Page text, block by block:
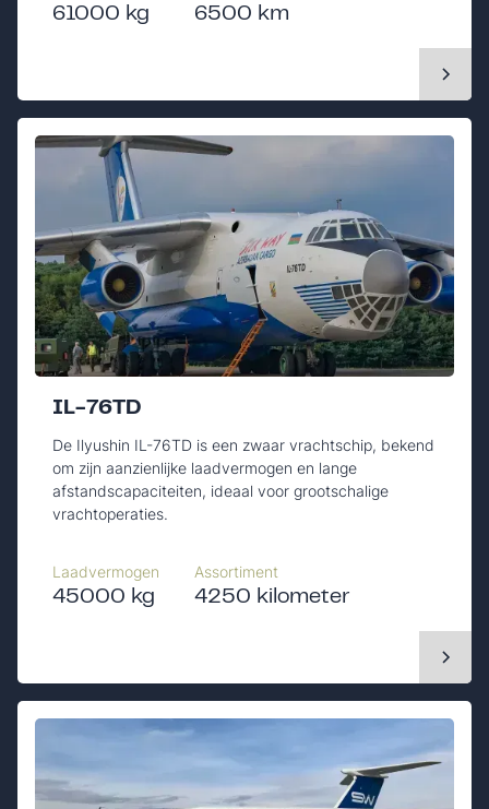
61000 kg
6500 km
IL-76TD
De Ilyushin IL-76TD is een zwaar vrachtschip, bekend
om zijn aanzienlijke laadvermogen en lange
afstandscapaciteiten, ideaal voor grootschalige
vrachtoperaties.
Laadvermogen
45000 kg
Assortiment
4250 kilometer